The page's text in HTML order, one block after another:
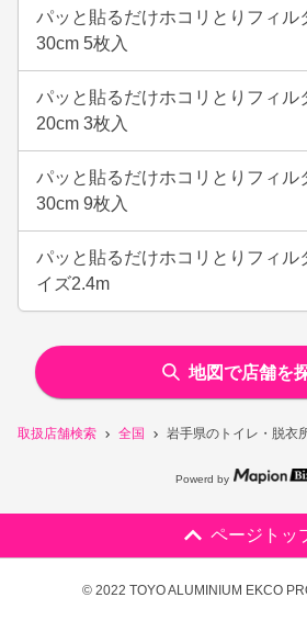
取扱店舗検索 全国 岩手県のトイレ・脱衣
パッと貼るだけホコリとりフィル
30cm 5枚入
パッと貼るだけホコリとりフィル
20cm 3枚入
パッと貼るだけホコリとりフィル
30cm 9枚入
パッと貼るだけホコリとりフィル
イズ2.4m
地図で店舗を
Powerd by
ページトッ
© 2022 TOYO ALUMINIUM EKCO